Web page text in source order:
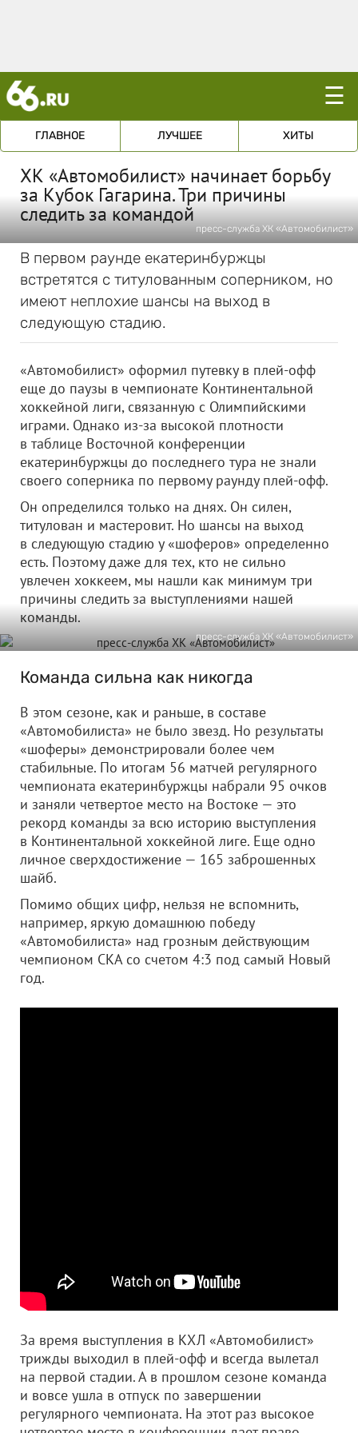
☰
ГЛАВНОЕ ЛУЧШЕЕ ХИТЫ
ХК «Автомобилист» начинает борьбу
за Кубок Гагарина. Три причины
следить за командой
пресс-служба ХК «Автомобилист»
В первом раунде екатеринбуржцы
встретятся с титулованным соперником, но
имеют неплохие шансы на выход в
следующую стадию.
«Автомобилист» оформил путевку в плей-офф
еще до паузы в чемпионате Континентальной
хоккейной лиги, связанную с Олимпийскими
играми. Однако из-за высокой плотности
в таблице Восточной конференции
екатеринбуржцы до последнего тура не знали
своего соперника по первому раунду плей-офф.
Он определился только на днях. Он силен,
титулован и мастеровит. Но шансы на выход
в следующую стадию у «шоферов» определенно
есть. Поэтому даже для тех, кто не сильно
увлечен хоккеем, мы нашли как минимум три
причины следить за выступлениями нашей
команды.
пресс-служба ХК «Автомобилист»
Команда сильна как никогда
В этом сезоне, как и раньше, в составе
«Автомобилиста» не было звезд. Но результаты
«шоферы» демонстрировали более чем
стабильные. По итогам 56 матчей регулярного
чемпионата екатеринбуржцы набрали 95 очков
и заняли четвертое место на Востоке — это
рекорд команды за всю историю выступления
в Континентальной хоккейной лиге. Еще одно
личное сверхдостижение — 165 заброшенных
шайб.
Помимо общих цифр, нельзя не вспомнить,
например, яркую домашнюю победу
«Автомобилиста» над грозным действующим
чемпионом СКА со счетом 4:3 под самый Новый
год.
За время выступления в КХЛ «Автомобилист»
трижды выходил в плей-офф и всегда вылетал
на первой стадии. А в прошлом сезоне команда
и вовсе ушла в отпуск по завершении
регулярного чемпионата. На этот раз высокое